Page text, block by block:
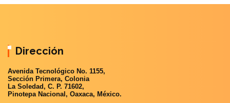
Dirección
Avenida Tecnológico No. 1155,
Sección Primera, Colonia
La Soledad, C. P. 71602,
Pinotepa Nacional, Oaxaca, México.